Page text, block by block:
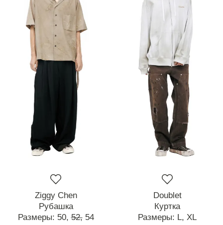
Ziggy Chen
Рубашка
Размеры: 50, 52, 54
Doublet
Куртка
Размеры: L, XL